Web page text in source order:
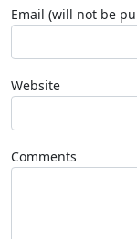
Email (will not be
Website
Comments